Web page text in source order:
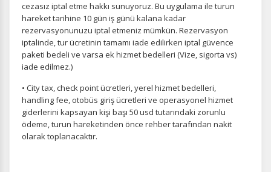
cezasız iptal etme hakkı sunuyoruz. Bu uygulama ile turun
hareket tarihine 10 gün iş günü kalana kadar
rezervasyonunuzu iptal etmeniz mümkün. Rezervasyon
iptalinde, tur ücretinin tamamı iade edilirken iptal güvence
paketi bedeli ve varsa ek hizmet bedelleri (Vize, sigorta vs)
iade edilmez.)
• City tax, check point ücretleri, yerel hizmet bedelleri,
handling fee, otobüs giriş ücretleri ve operasyonel hizmet
giderlerini kapsayan kişi başı 50 usd tutarındaki zorunlu
ödeme, turun hareketinden önce rehber tarafından nakit
olarak toplanacaktır.